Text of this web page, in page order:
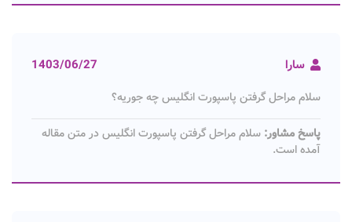
سارا 1403/06/27
سلام مراحل گرفتن پاسپورت انگلیس چه جوریه؟
پاسخ مشاور: سلام مراحل گرفتن پاسپورت انگلیس در متن مقاله
آمده است.